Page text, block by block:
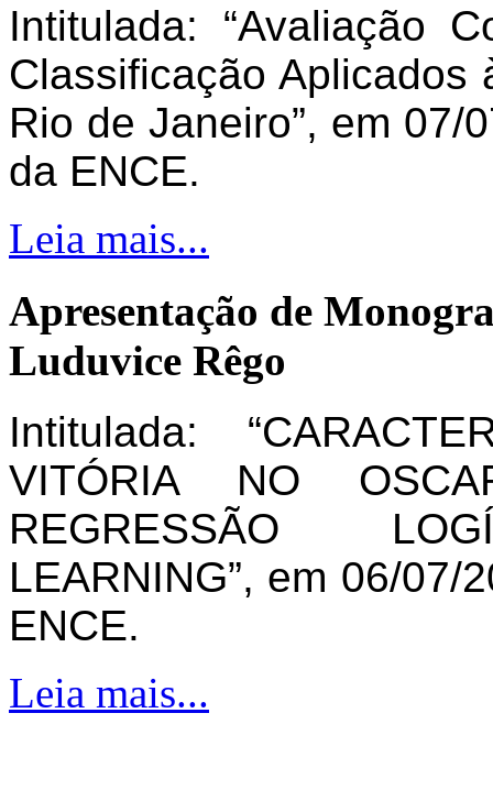
Intitulada: “Avaliação
Classificação Aplicados
Rio de Janeiro”, em
da ENCE.
Leia mais...
Apresentação de
Luduvice Rêgo
Intitulada:
VITÓRIA NO
REGRESSÃO
LEARNING”, em 06/
ENCE.
Leia mais...